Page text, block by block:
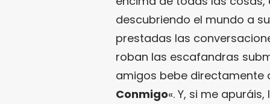
descubriendo el mundo a
prestadas las
roban las escafandras
amigos bebe directamente
Conmigo«. Y, si me